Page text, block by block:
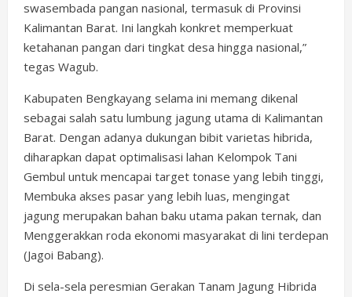
swasembada pangan nasional, termasuk di Provinsi
Kalimantan Barat. Ini langkah konkret memperkuat
ketahanan pangan dari tingkat desa hingga nasional,”
tegas Wagub.
Kabupaten Bengkayang selama ini memang dikenal
sebagai salah satu lumbung jagung utama di Kalimantan
Barat. Dengan adanya dukungan bibit varietas hibrida,
diharapkan dapat optimalisasi lahan Kelompok Tani
Gembul untuk mencapai target tonase yang lebih tinggi,
Membuka akses pasar yang lebih luas, mengingat
jagung merupakan bahan baku utama pakan ternak, dan
Menggerakkan roda ekonomi masyarakat di lini terdepan
(Jagoi Babang).
Di sela-sela peresmian Gerakan Tanam Jagung Hibrida